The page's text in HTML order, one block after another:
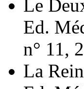
Le
Ed.
n° 11,
La